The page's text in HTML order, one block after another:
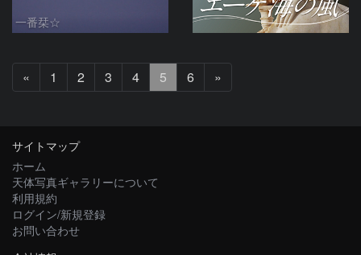
一番栞☆
«
へ
1 2 3 4 5 6 »
へ
サイトマップ
ホーム
天体写真ギャラリーについて
利用規約
ログイン/新規登録
お問い合わせ